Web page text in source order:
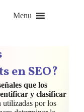
Menu
en SEO?
que los
y clasificar
utilizadas por los